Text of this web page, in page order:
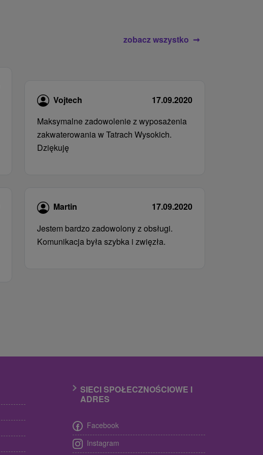
zobacz wszystko
Vojtech
17.09.2020
Maksymalne zadowolenie z wyposażenia
zakwaterowania w Tatrach Wysokich.
Dziękuję
Martin
17.09.2020
Jestem bardzo zadowolony z obsługi.
Komunikacja była szybka i zwięzła.
SIECI SPOŁECZNOŚCIOWE I
ADRES
Facebook
Instagram